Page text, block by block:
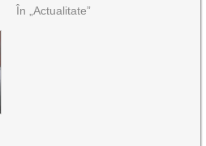
În „Actualitate”